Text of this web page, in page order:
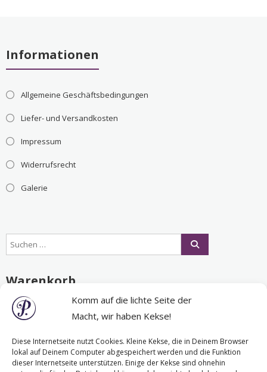
Komm auf die lichte Seite der
Macht, wir haben Kekse!
Diese Internetseite nutzt Cookies. Kleine Kekse, die in Deinem Browser
lokal auf Deinem Computer abgespeichert werden und die Funktion
dieser Internetseite unterstützen. Einige der Kekse sind ohnehin
Informationen
Allgemeine Geschäftsbedingungen
Liefer- und Versandkosten
Impressum
Widerrufsrecht
Galerie
Warenkorb
Es befinden sich keine Produkte im Warenkorb.